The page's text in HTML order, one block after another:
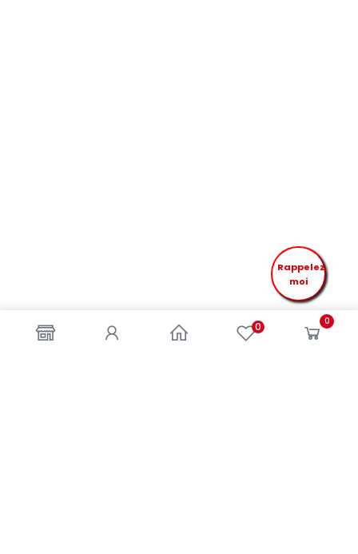
0 0
Rappelez
moi